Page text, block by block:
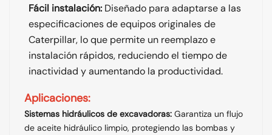
Fácil instalación: Diseñado para adaptarse a las
especificaciones de equipos originales de
Caterpillar, lo que permite un reemplazo e
instalación rápidos, reduciendo el tiempo de
inactividad y aumentando la productividad.
Aplicaciones:
Sistemas hidráulicos de excavadoras: Garantiza un flujo
de aceite hidráulico limpio, protegiendo las bombas y